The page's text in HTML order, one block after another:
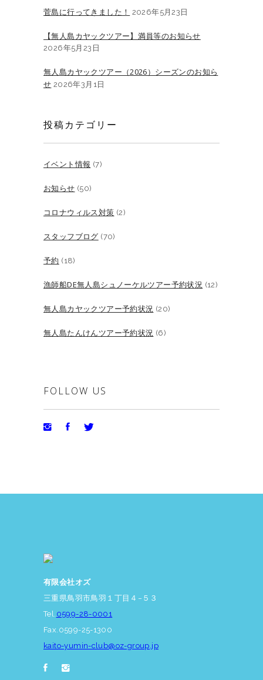
菅島に行ってきました！ 2026年5月23日
【無人島カヤックツアー】満員等のお知らせ
2026年5月23日
無人島カヤックツアー（2026）シーズンのお知ら
せ 2026年3月1日
投稿カテゴリー
イベント情報 (7)
お知らせ (50)
コロナウィルス対策 (2)
スタッフブログ (70)
予約 (18)
漁師船DE無人島シュノーケルツアー予約状況 (12)
無人島カヤックツアー予約状況 (20)
無人島たんけんツアー予約状況 (6)
FOLLOW US
有限会社オズ
三重県鳥羽市鳥羽１丁目４−５３
Tel. 0599-28-0001
Fax.0599-25-1300
kaito-yumin-club@oz-group.jp